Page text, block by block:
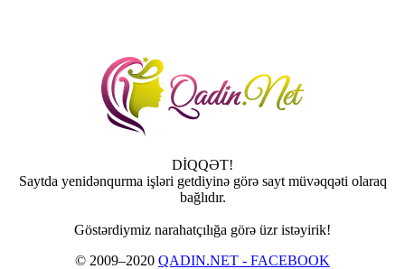
DİQQƏT!
Saytda yenidənqurma işləri getdiyinə görə sayt müvəqqəti olaraq
bağlıdır.
Göstərdiymiz narahatçılığa görə üzr istəyirik!
© 2009–2020 QADIN.NET - FACEBOOK